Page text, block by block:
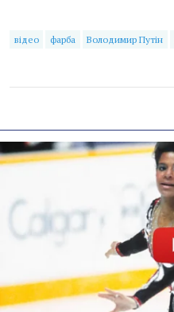
відео фарба Володимир Путін